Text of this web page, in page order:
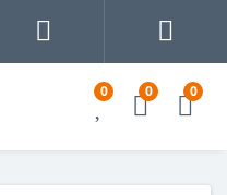
0 0 0